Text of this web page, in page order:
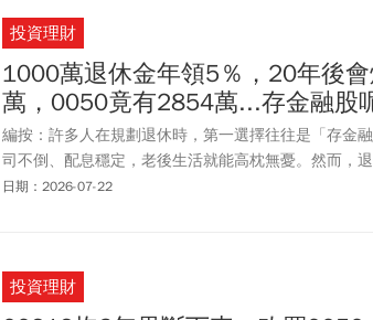
投資理財
1000萬退休金年領5％，20年後
萬，0050竟有2854萬...存金融股
編按：許多人在規劃退休時，第一選擇往往是「存金
司不倒、配息穩定，老後生活就能高枕無憂。然而，
產，而是「在持續提領生活費與通膨侵蝕下，資產能
日期：2026-07-22
投資理財